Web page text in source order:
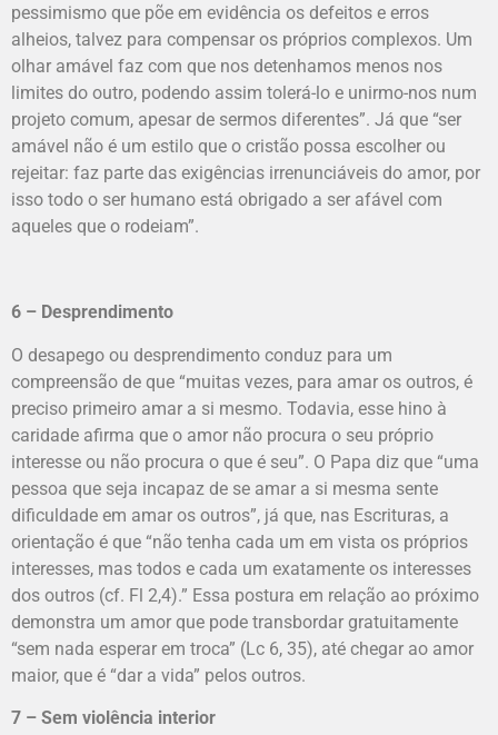
pessimismo que põe em evidência os defeitos e erros
alheios, talvez para compensar os próprios complexos. Um
olhar amável faz com que nos detenhamos menos nos
limites do outro, podendo assim tolerá-lo e unirmo-nos num
projeto comum, apesar de sermos diferentes”. Já que “ser
amável não é um estilo que o cristão possa escolher ou
rejeitar: faz parte das exigências irrenunciáveis do amor, por
isso todo o ser humano está obrigado a ser afável com
aqueles que o rodeiam”.
6 – Desprendimento
O desapego ou desprendimento conduz para um
compreensão de que “muitas vezes, para amar os outros, é
preciso primeiro amar a si mesmo. Todavia, esse hino à
caridade afirma que o amor não procura o seu próprio
interesse ou não procura o que é seu”. O Papa diz que “uma
pessoa que seja incapaz de se amar a si mesma sente
dificuldade em amar os outros”, já que, nas Escrituras, a
orientação é que “não tenha cada um em vista os próprios
interesses, mas todos e cada um exatamente os interesses
dos outros (cf. Fl 2,4).” Essa postura em relação ao próximo
demonstra um amor que pode transbordar gratuitamente
“sem nada esperar em troca” (Lc 6, 35), até chegar ao amor
maior, que é “dar a vida” pelos outros.
7 – Sem violência interior